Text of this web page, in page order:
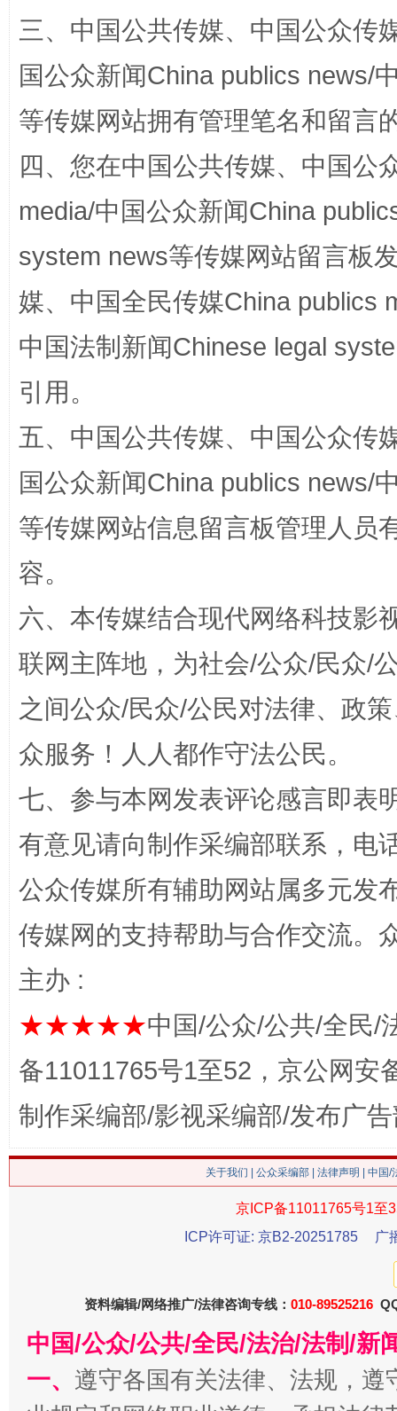
漫山遍野的桃花与雪山、麦地、白藏房
招工难、用工荒背后
网上购药对药下症？
这是一记警钟！ 谢
在谋一域中谋全局
三、中国公共传媒、中国公众传
国公众新闻China publics news/
等传媒网站拥有管理笔名和留言
四、您在中国公共传媒、中国公
media/中国公众新闻China
system news等传媒网站留言板
媒、中国全民传媒China publics
中国法制新闻Chinese legal
引用。
五、中国公共传媒、中国公众传
国公众新闻China publics news/
等传媒网站信息留言板管理人员
容。
六、本传媒结合现代网络科技影
联网主阵地，为社会/公众/民众/
之间公众/民众/公民对法律、政
众服务！人人都作守法公民。
七、参与本网发表评论感言即表
有意见请向制作采编部联系，电
公众传媒所有辅助网站属多元发
传媒网的支持帮助与合作交流。
主办 :
★★★★★中国/公众/公共/全民/
备11011765号1至52，京公网安
制作采编部/影视采编部/发布广
关于我们 公众采编部 法律声明 | 中国
京ICP备11011765号1至
ICP许可证: 京B2-20251785
广
资料编辑/网络推广/法律咨询专线： 010-89525216
中国/公众/公共/全民/法治/法制/新
一、 遵守各国有关法律、法规，